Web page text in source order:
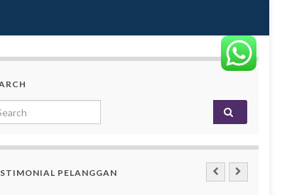
for:
PELANGGAN